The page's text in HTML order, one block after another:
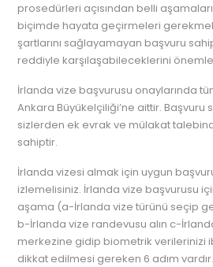
prosedürleri açısından belli
biçimde hayata geçirmeleri
şartlarını sağlayamayan başvuru
reddiyle karşılaşabileceklerini
İrlanda vize başvurusu onaylarında
Ankara Büyükelçiliği’ne aittir. Başvuru
sizlerden ek evrak ve mülakat
sahiptir.
İrlanda vizesi almak için uygun
izlemelisiniz. İrlanda vize başvurusu
aşama (a-İrlanda vize türünü seçip
b-İrlanda vize randevusu alın c-
merkezine gidip biometrik verilerinizi
dikkat edilmesi gereken 6 adım vardır.